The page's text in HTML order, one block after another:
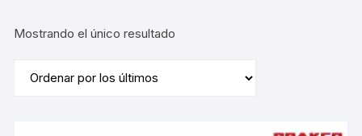
Mostrando el único resultado